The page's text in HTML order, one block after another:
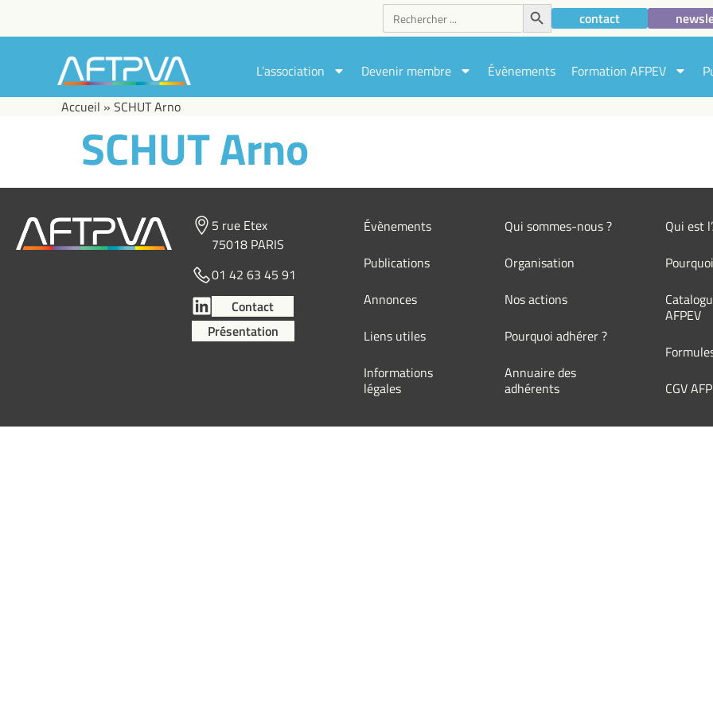
contact
Search
for:
L’association Devenir membre Évènements Formation AFPEV
Accueil » SCHUT Arno
SCHUT Arno
5 rue Etex
75018 PARIS
01 42 63 45 91
Contact
Présentation
Évènements
Publications
Annonces
Liens utiles
Informations
légales
Qui sommes-nous ?
Organisation
Nos actions
Pourquoi adhérer ?
Annuaire des
adhérents
Qui est
AFPEV
CGV